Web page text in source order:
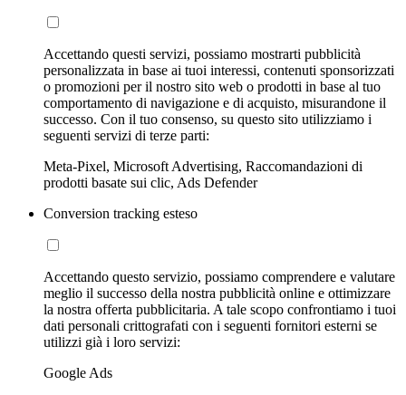
Accettando questi servizi, possiamo mostrarti pubblicità
personalizzata in base ai tuoi interessi, contenuti sponsorizzati
o promozioni per il nostro sito web o prodotti in base al tuo
comportamento di navigazione e di acquisto, misurandone il
successo. Con il tuo consenso, su questo sito utilizziamo i
seguenti servizi di terze parti:
Meta-Pixel, Microsoft Advertising, Raccomandazioni di
prodotti basate sui clic, Ads Defender
Conversion tracking esteso
Accettando questo servizio, possiamo comprendere e valutare
meglio il successo della nostra pubblicità online e ottimizzare
la nostra offerta pubblicitaria. A tale scopo confrontiamo i tuoi
dati personali crittografati con i seguenti fornitori esterni se
utilizzi già i loro servizi:
Google Ads